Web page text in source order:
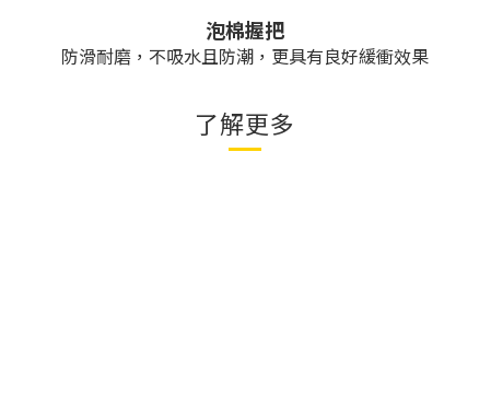
泡棉握把
防滑耐磨，不吸水且防潮，更具有良好緩衝效果
了解更多